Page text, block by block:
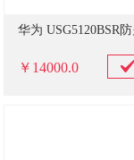
华为 USG5120BSR
￥14000.0